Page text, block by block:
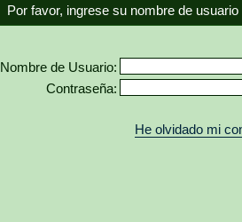
Por favor, ingrese su nombre de
Nombre de Usuario:
Contraseña:
He olvidado mi